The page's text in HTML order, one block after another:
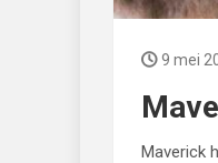
9 mei
Maverick